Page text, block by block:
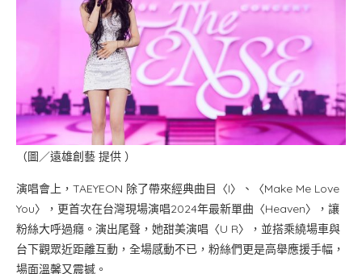
（圖／遠雄創藝 提供 ）
演唱會上，TAEYEON 除了帶來經典曲目〈I〉、〈Make Me Love
You〉，更首次在台灣現場演唱2024年最新單曲〈Heaven〉，讓
粉絲大呼過癮。演出尾聲，她甜美演唱〈U R〉，並搭乘繞場車與
台下觀眾近距離互動，全場感動不已，粉絲們更是高舉應援手幅，
場面溫馨又震撼。